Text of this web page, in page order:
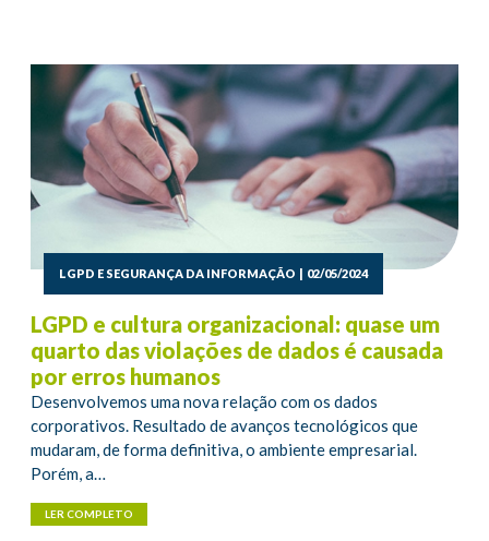
LGPD E SEGURANÇA DA INFORMAÇÃO | 02/05/2024
LGPD e cultura organizacional: quase um
quarto das violações de dados é causada
por erros humanos
Desenvolvemos uma nova relação com os dados
corporativos. Resultado de avanços tecnológicos que
mudaram, de forma definitiva, o ambiente empresarial.
Porém, a…
LER COMPLETO